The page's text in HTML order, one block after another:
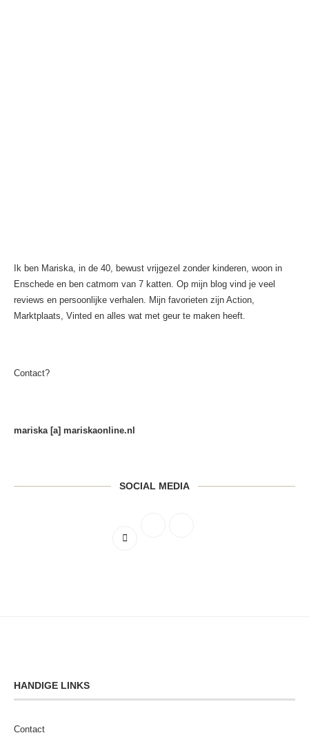
Ik ben Mariska, in de 40, bewust vrijgezel zonder kinderen, woon in
Enschede en ben catmom van 7 katten. Op mijn blog vind je veel
reviews en persoonlijke verhalen. Mijn favorieten zijn Action,
Marktplaats, Vinted en alles wat met geur te maken heeft.
Contact?
mariska [a] mariskaonline.nl
SOCIAL MEDIA
HANDIGE LINKS
Contact